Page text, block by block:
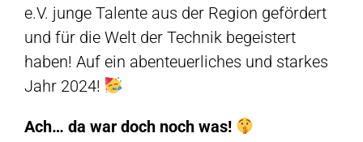
e.V. junge Talente aus der Region gefördert
und für die Welt der Technik begeistert
haben! Auf ein abenteuerliches und starkes
Jahr 2024!
Ach… da war doch noch was!